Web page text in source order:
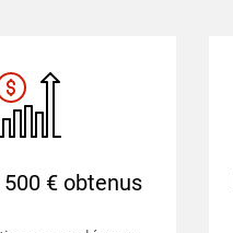
€ obtenus